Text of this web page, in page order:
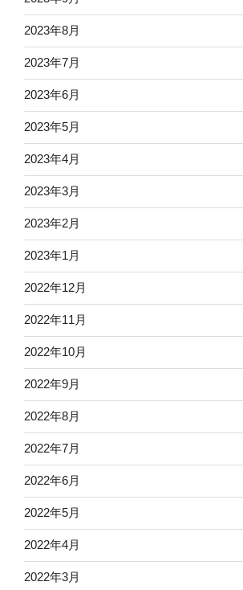
2023年8月
2023年7月
2023年6月
2023年5月
2023年4月
2023年3月
2023年2月
2023年1月
2022年12月
2022年11月
2022年10月
2022年9月
2022年8月
2022年7月
2022年6月
2022年5月
2022年4月
2022年3月